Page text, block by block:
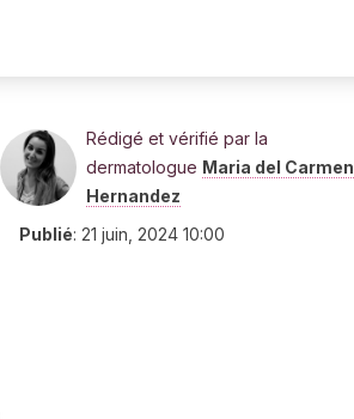
Rédigé et vérifié par la
dermatologue Maria del Carmen
Hernandez
Publié: 21 juin, 2024 10:00